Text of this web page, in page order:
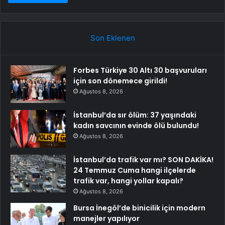
Son Eklenen
Forbes Türkiye 30 Altı 30 başvuruları
için son dönemece girildi!
Ağustos 8, 2026
İstanbul’da sır ölüm: 37 yaşındaki
kadın savcının evinde ölü bulundu!
Ağustos 8, 2026
İstanbul’da trafik var mı? SON DAKİKA!
24 Temmuz Cuma hangi ilçelerde
trafik var, hangi yollar kapalı?
Ağustos 8, 2026
Bursa İnegöl’de binicilik için modern
manejler yapılıyor